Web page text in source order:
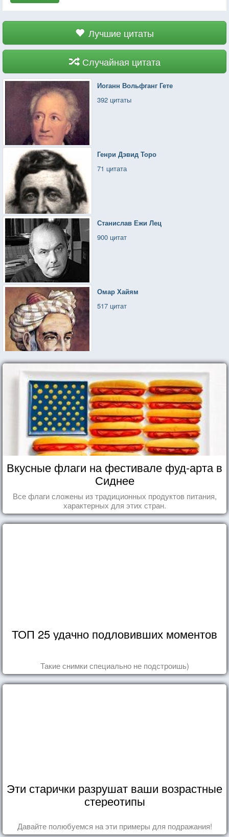
Лучшие цитаты
Случайная цитата
Иоганн Вольфганг Гете
392 цитаты
Генри Дэвид Торо
71 цитата
Станислав Ежи Лец
900 цитат
Омар Хайям
517 цитат
Вкусные флаги на фестивале фуд-арта в
Сиднее
Все флаги сложены из традиционных продуктов питания,
характерных для этих стран.
ТОП 25 удачно подловивших моментов
Такие снимки специально не подстроишь)
Эти старички разрушат ваши возрастные
стереотипы
Давайте полюбуемся на эти примеры для подражания!